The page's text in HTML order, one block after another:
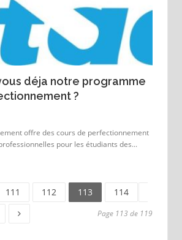
déja notre programme
?
offre des cours de perfectionnement
pour les étudiants des...
Page
111 Page
112 Page
113 Page
114
Page 113 de 119